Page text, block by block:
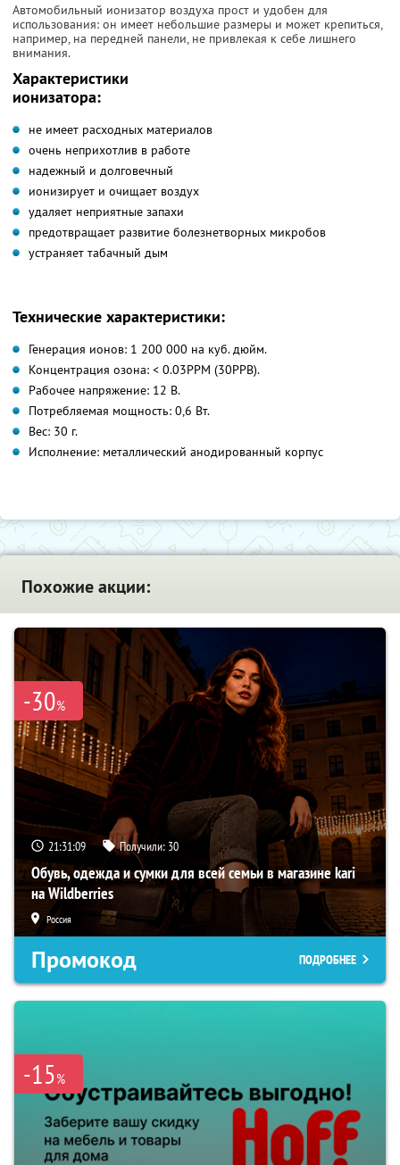
Автомобильный ионизатор воздуха прост и удобен для
использования: он имеет небольшие размеры и может крепиться,
например, на передней панели, не привлекая к себе лишнего
внимания.
Характеристики
ионизатора:
не имеет расходных материалов
очень неприхотлив в работе
надежный и долговечный
ионизирует и очищает воздух
удаляет неприятные запахи
предотвращает развитие болезнетворных микробов
устраняет табачный дым
Технические характеристики:
Генерация ионов: 1 200 000 на куб. дюйм.
Концентрация озона: < 0.03PPM (30PPB).
Рабочее напряжение: 12 В.
Потребляемая мощность: 0,6 Вт.
Вес: 30 г.
Исполнение: металлический анодированный корпус
Похожие акции:
-30%
21:31:08 Получили: 30
Обувь, одежда и сумки для всей семьи в магазине kari
на Wildberries
Россия
Промокод ПОДРОБНЕЕ
-15%